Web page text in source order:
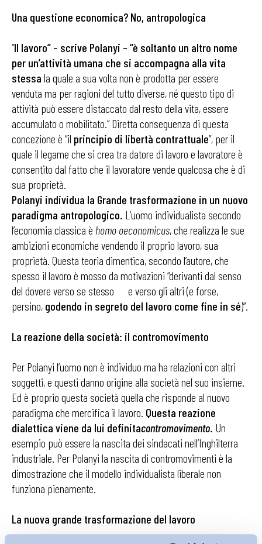
Una questione economica? No, antropologica
“Il lavoro” – scrive Polanyi – “è soltanto un altro nome
per un’attività umana che si accompagna alla vita
stessa la quale a sua volta non è prodotta per essere
venduta ma per ragioni del tutto diverse, né questo tipo di
attività può essere distaccato dal resto della vita, essere
accumulato o mobilitato.” Diretta conseguenza di questa
concezione è “il principio di libertà contrattuale”, per il
quale il legame che si crea tra datore di lavoro e lavoratore è
consentito dal fatto che il lavoratore vende qualcosa che è di
sua proprietà.
Polanyi individua la Grande trasformazione in un nuovo
paradigma antropologico. L’uomo individualista secondo
l’economia classica è homo oeconomicus, che realizza le sue
ambizioni economiche vendendo il proprio lavoro, sua
proprietà. Questa teoria dimentica, secondo l’autore, che
spesso il lavoro è mosso da motivazioni “derivanti dal senso
del dovere verso se stesso e verso gli altri (e forse,
persino, godendo in segreto del lavoro come fine in sé)”.
La reazione della società: il contromovimento
Per Polanyi l’uomo non è individuo ma ha relazioni con altri
soggetti, e questi danno origine alla società nel suo insieme.
Ed è proprio questa società quella che risponde al nuovo
paradigma che mercifica il lavoro. Questa reazione
dialettica viene da lui definitacontromovimento. Un
esempio può essere la nascita dei sindacati nell’Inghilterra
industriale. Per Polanyi la nascita di contromovimenti è la
dimostrazione che il modello individualista liberale non
funziona pienamente.
La nuova grande trasformazione del lavoro